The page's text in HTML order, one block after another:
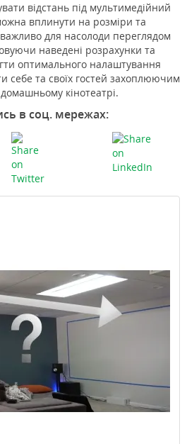
відстань під мультимедійний
вплинути на розміри та
для насолоди переглядом
наведені розрахунки та
оптимального налаштування
себе та своїх гостей захоплюючим
кінотеатрі.
в соц. мережах: